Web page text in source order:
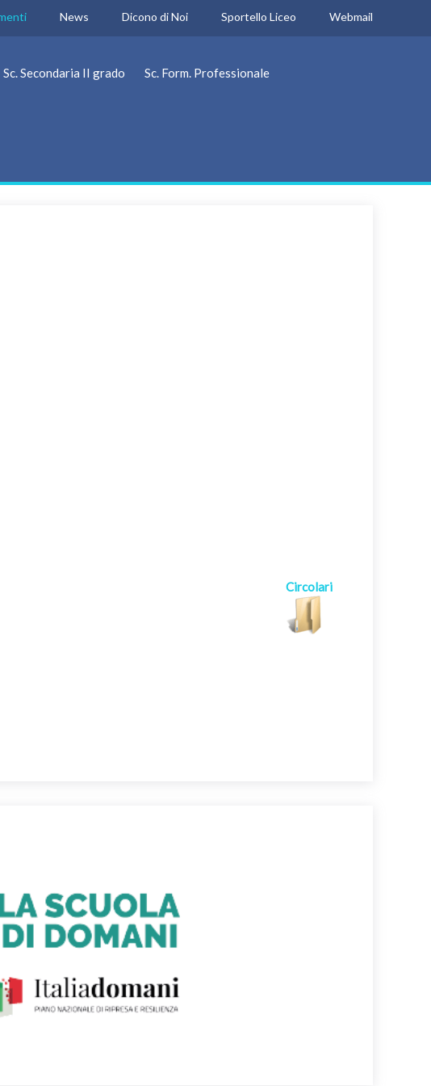
News Dicono di Noi Sportello Liceo Webmail
Sc. Secondaria II grado Sc. Form. Professionale
Circolari